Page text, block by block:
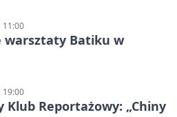
11:00
warsztaty Batiku w
19:00
Klub Reportażowy: „Chiny